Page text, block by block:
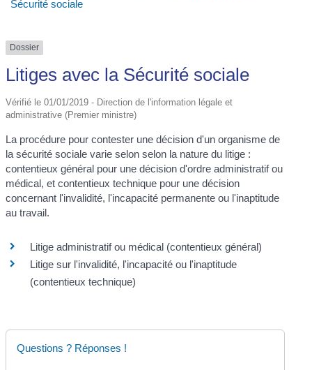
Sécurité sociale
Dossier
Litiges avec la Sécurité sociale
Vérifié le 01/01/2019 - Direction de l'information légale et
administrative (Premier ministre)
La procédure pour contester une décision d'un organisme de
la sécurité sociale varie selon selon la nature du litige :
contentieux général pour une décision d'ordre administratif ou
médical, et contentieux technique pour une décision
concernant l'invalidité, l'incapacité permanente ou l'inaptitude
au travail.
Litige administratif ou médical (contentieux général)
Litige sur l'invalidité, l'incapacité ou l'inaptitude
(contentieux technique)
Questions ? Réponses !